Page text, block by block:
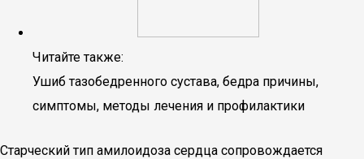
Читайте также:
Ушиб тазобедренного сустава, бедра причины,
симптомы, методы лечения и профилактики
Старческий тип амилоидоза сердца сопровождается